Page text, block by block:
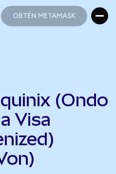
OBTÉN METAMASK
(Ondo
Visa